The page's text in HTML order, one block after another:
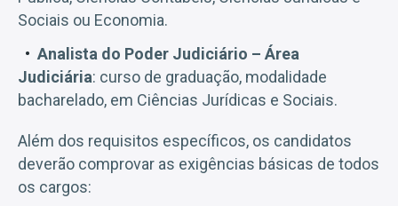
Sociais ou Economia.
Analista do Poder Judiciário – Área
Judiciária: curso de graduação, modalidade
bacharelado, em Ciências Jurídicas e Sociais.
Além dos requisitos específicos, os candidatos
deverão comprovar as exigências básicas de todos
os cargos: